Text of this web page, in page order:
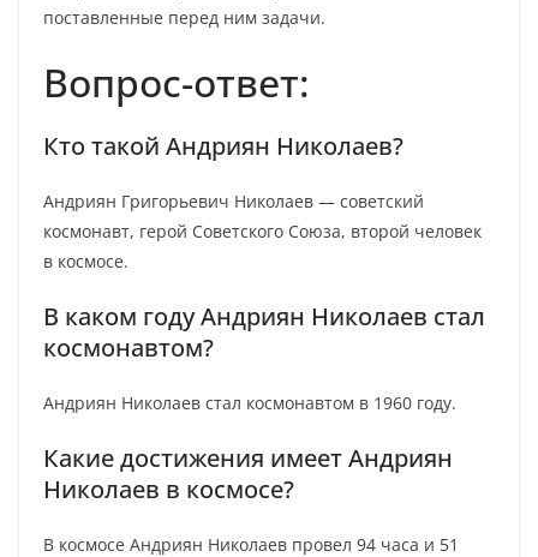
поставленные перед ним задачи.
Вопрос-ответ:
Кто такой Андриян Николаев?
Андриян Григорьевич Николаев — советский
космонавт, герой Советского Союза, второй человек
в космосе.
В каком году Андриян Николаев стал
космонавтом?
Андриян Николаев стал космонавтом в 1960 году.
Какие достижения имеет Андриян
Николаев в космосе?
В космосе Андриян Николаев провел 94 часа и 51